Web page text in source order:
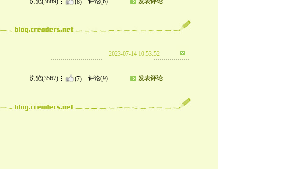
(8)
2023-07-14 10:53:52
浏览(3567) (7) 评论(9) 发表评论